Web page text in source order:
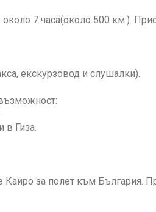
7 часа(около 500 км.).
екскурзовод и слушалки).
в Гиза.
за полет към България.